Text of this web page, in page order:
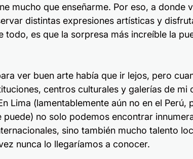
mucho que enseñarme. Por eso, a donde
distintas expresiones artísticas y
todo, es que la sorpresa más increíble la
ver buen arte había que ir lejos, pero
centros culturales y galerías de mi
Lima (lamentablemente aún no en el Perú,
puede) no solo podemos encontrar
sino también mucho talento
nunca lo llegaríamos a conocer.